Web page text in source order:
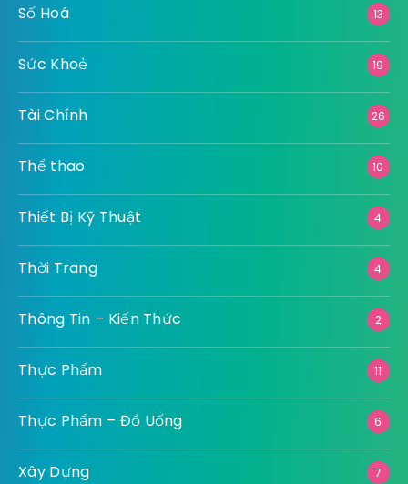
Số Hoá 13
Sức Khoẻ 19
Tài Chính 26
Thể thao 10
Thiết Bị Kỹ Thuật 4
Thời Trang 4
Thông Tin – Kiến Thức 2
Thực Phẩm 11
Thực Phẩm – Đồ Uống 6
Xây Dựng 7